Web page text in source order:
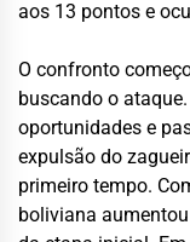
aos 13 pontos e
O confronto
buscando o
oportunidades e
expulsão do
primeiro tempo.
boliviana